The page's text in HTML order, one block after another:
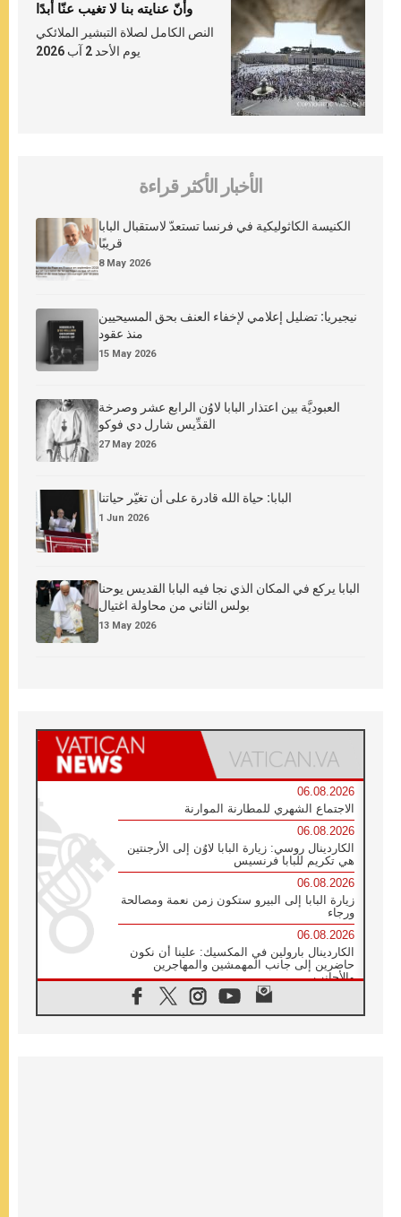
وأنّ عنايته بنا لا تغيب عنّا أبدًا
النص الكامل لصلاة التبشير الملائكي
يوم الأحد 2 آب 2026
الأخبار الأكثر قراءة
الكنيسة الكاثوليكية في فرنسا تستعدّ لاستقبال البابا
قريبًا
8 May 2026
نيجيريا: تضليل إعلامي لإخفاء العنف بحق المسيحيين
منذ عقود
15 May 2026
العبوديَّة بين اعتذار البابا لاوُن الرابع عشر وصرخة
القدِّيس شارل دي فوكو
27 May 2026
البابا: حياة الله قادرة على أن تغيّر حياتنا
1 Jun 2026
البابا يركع في المكان الذي نجا فيه البابا القديس يوحنا
بولس الثاني من محاولة اغتيال
13 May 2026
06.08.2026
الاجتماع الشهري للمطارنة الموارنة
06.08.2026
الكاردينال روسي: زيارة البابا لاوُن إلى الأرجنتين
هي تكريم للبابا فرنسيس
06.08.2026
زيارة البابا إلى البيرو ستكون زمن نعمة ومصالحة
ورجاء
06.08.2026
الكاردينال بارولين في المكسيك: علينا أن نكون
حاضرين إلى جانب المهمشين والمهاجرين
والأجانب
البابا لاوُن الرابع عشر للشباب في أسيزي: